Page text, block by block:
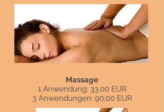
Massage
1 Anwendung: 33,00 EUR
3 Anwendungen: 90,00 EUR